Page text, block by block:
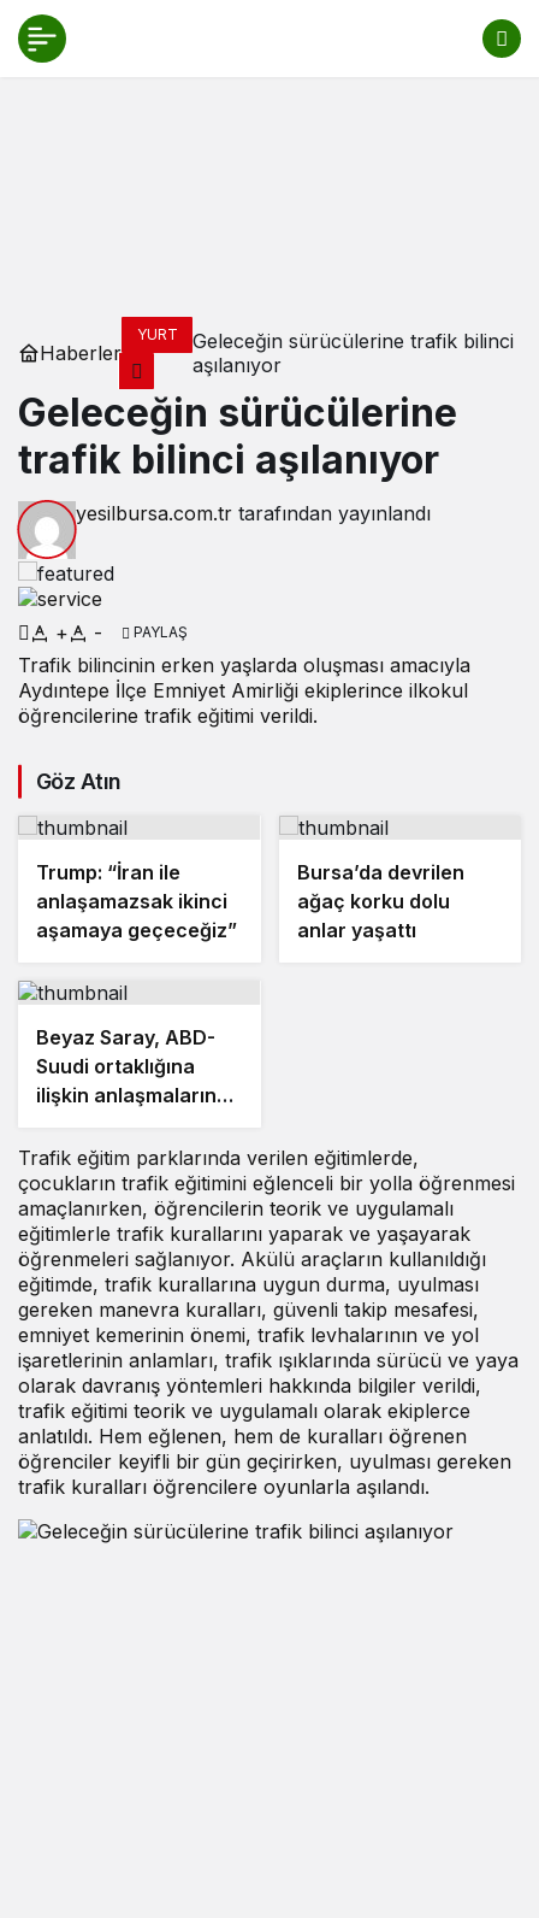
Haberler
YURT
Geleceğin sürücülerine trafik bilinci
aşılanıyor
Geleceğin sürücülerine
trafik bilinci aşılanıyor
yesilbursa.com.tr tarafından yayınlandı
+ - PAYLAŞ
Trafik bilincinin erken yaşlarda oluşması amacıyla
Aydıntepe İlçe Emniyet Amirliği ekiplerince ilkokul
öğrencilerine trafik eğitimi verildi.
Göz Atın
Trump: “İran ile
anlaşamazsak ikinci
aşamaya geçeceğiz”
Bursa’da devrilen
ağaç korku dolu
anlar yaşattı
Beyaz Saray, ABD-
Suudi ortaklığına
ilişkin anlaşmaların
Trafik eğitim parklarında verilen eğitimlerde,
çocukların trafik eğitimini eğlenceli bir yolla öğrenmesi
amaçlanırken, öğrencilerin teorik ve uygulamalı
eğitimlerle trafik kurallarını yaparak ve yaşayarak
öğrenmeleri sağlanıyor. Akülü araçların kullanıldığı
eğitimde, trafik kurallarına uygun durma, uyulması
gereken manevra kuralları, güvenli takip mesafesi,
emniyet kemerinin önemi, trafik levhalarının ve yol
işaretlerinin anlamları, trafik ışıklarında sürücü ve yaya
olarak davranış yöntemleri hakkında bilgiler verildi,
trafik eğitimi teorik ve uygulamalı olarak ekiplerce
anlatıldı. Hem eğlenen, hem de kuralları öğrenen
öğrenciler keyifli bir gün geçirirken, uyulması gereken
trafik kuralları öğrencilere oyunlarla aşılandı.